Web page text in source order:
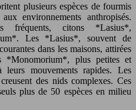
plusieurs espèces de fourmis
environnements anthropisés.
citons *Lasius*,
Les *Lasius*, souvent de
dans les maisons, attirées
*Monomorium*, plus petites et
leurs mouvements rapides. Les
des nids complexes. Ces
plus de 50 espèces en milieu